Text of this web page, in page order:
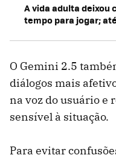
A vida adulta deixou
tempo para jogar;
O Gemini 2.5
diálogos mais
na voz do usuário e
sensível à situação.
Para evitar